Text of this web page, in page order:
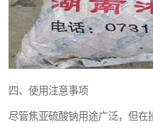
四、使用注意事项
尽管焦亚硫酸钠用途广泛，但在